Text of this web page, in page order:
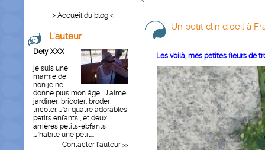
> Accueil du blog <
L'auteur
Dely XXX
je suis une
mamie de
non je ne
donne plus mon âge . J'aime
jardiner, bricoler, broder,
tricoter. J'ai quatre adorables
petits enfants , et deux
arrières petits-ebfants
.J'habite une petit...
Contacter l'auteur >>
Un petit clin d'oeil à
Les voilà, mes petites fleurs de